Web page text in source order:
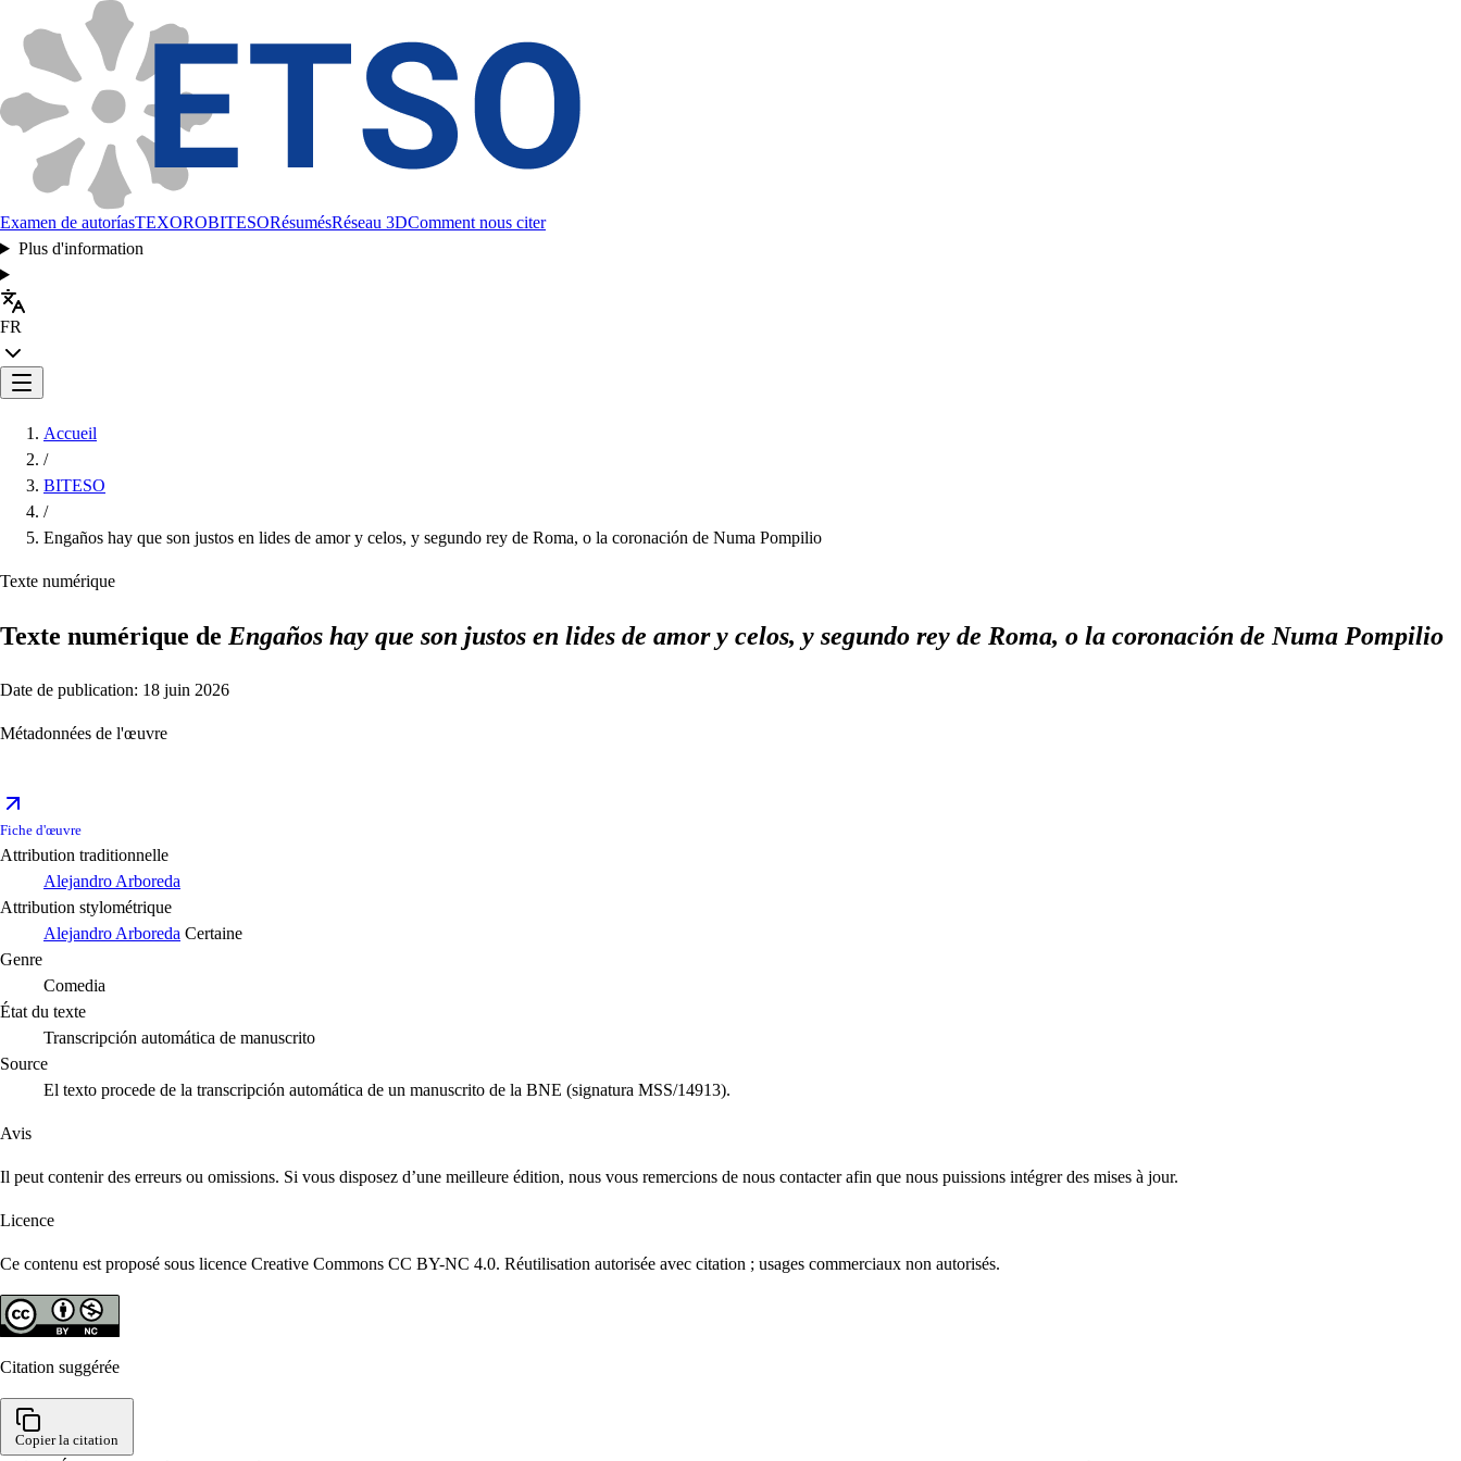
Examen de autoríasTEXOROBITESORésumésRéseau 3DComment nous citer
Plus d'information
FR
Accueil
/
BITESO
/
Engaños hay que son justos en lides de amor y celos, y segundo rey de Roma, o la coronación de Numa Pompilio
Texte numérique
Texte numérique de Engaños hay que son justos en lides de amor y celos, y segundo rey de Roma, o la coronación de Numa Pompilio
Date de publication: 18 juin 2026
Métadonnées de l'œuvre
Fiche d'œuvre
Attribution traditionnelle
Alejandro Arboreda
Attribution stylométrique
Alejandro Arboreda Certaine
Genre
Comedia
État du texte
Transcripción automática de manuscrito
Source
El texto procede de la transcripción automática de un manuscrito de la BNE (signatura MSS/14913).
Avis
Il peut contenir des erreurs ou omissions. Si vous disposez d’une meilleure édition, nous vous remercions de nous contacter afin que nous puissions intégrer des mises à jour.
Licence
Ce contenu est proposé sous licence Creative Commons CC BY-NC 4.0. Réutilisation autorisée avec citation ; usages commerciaux non autorisés.
Citation suggérée
Copier la citation